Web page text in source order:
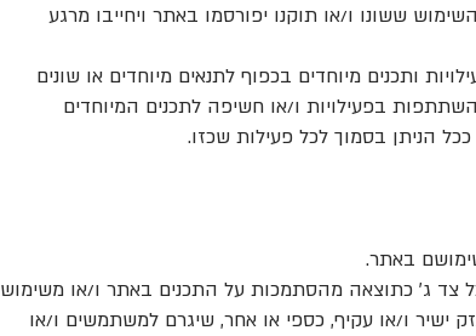
ששונו ו/או תוקנו יפורסמו באתר ויחייבו מרגע
ותכנים מיוחדים בכפוף לתנאים מיוחדים או שונים
בפעילויות ו/או חשיפה לתכנים המיוחדים
הניתן בסמוך לכל פעילות שכזו.
צד ג' כתוצאה מהסתמכות על התכנים באתר ו/או משימוש
ישיר ו/או עקיף, כספי או אחר, שיגרם למשתמשים ו/או